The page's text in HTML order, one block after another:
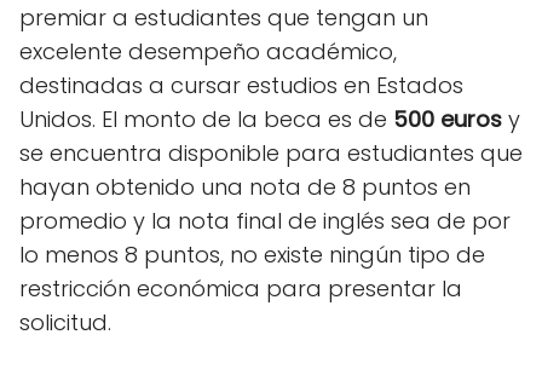
premiar a estudiantes que tengan un
excelente desempeño académico,
destinadas a cursar estudios en Estados
Unidos. El monto de la beca es de 500 euros y
se encuentra disponible para estudiantes que
hayan obtenido una nota de 8 puntos en
promedio y la nota final de inglés sea de por
lo menos 8 puntos, no existe ningún tipo de
restricción económica para presentar la
solicitud.